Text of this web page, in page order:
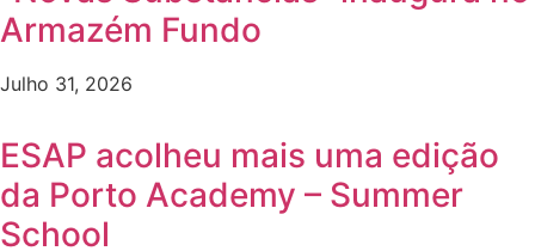
Armazém Fundo
Julho 31, 2026
ESAP acolheu mais uma edição
da Porto Academy – Summer
School